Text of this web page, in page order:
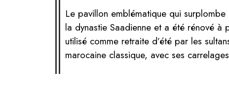
Le pavillon emblématique qui
la dynastie Saadienne et a été rénové à
utilisé comme retraite d’été par les
marocaine classique, avec ses